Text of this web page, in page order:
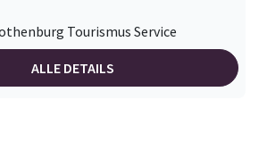
Tourismus Service
ALLE DETAILS